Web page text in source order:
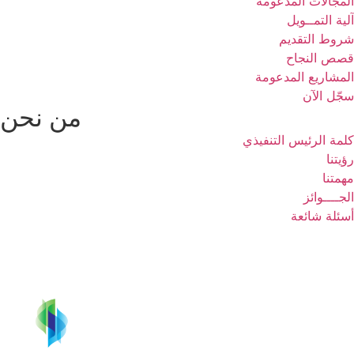
آلية التمــويل
شروط التقديم
قصص النجاح
المشاريع المدعومة
سجّل الآن
من نحن
كلمة الرئيس التنفيذي
رؤيتنا
مهمتنا
الجــــوائز
أسئلة شائعة